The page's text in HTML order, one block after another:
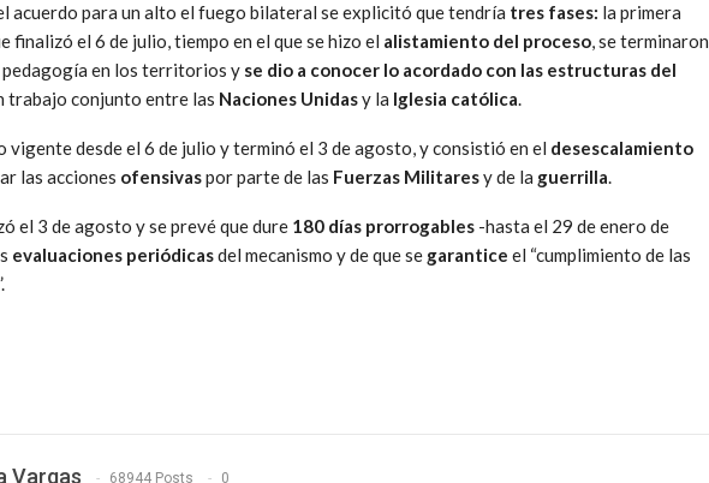
acuerdo para un alto el fuego bilateral se explicitó que tendría tres fases: la primera
finalizó el 6 de julio, tiempo en el que se hizo el alistamiento del proceso, se terminaron
en los territorios y se dio a conocer lo acordado con las estructuras del
trabajo conjunto entre las Naciones Unidasy la Iglesia católica.
vigente desde el 6 de julio y terminó el 3 de agosto, y consistió en el desescalamiento
las acciones ofensivaspor parte de las Fuerzas Militaresy de la guerrilla.
el 3 de agosto y se prevé que dure 180 días prorrogables -hasta el 29 de enero de
evaluaciones periódicasdel mecanismo y de que se garantice el “cumplimiento de las
Vargas 68944 Posts 0